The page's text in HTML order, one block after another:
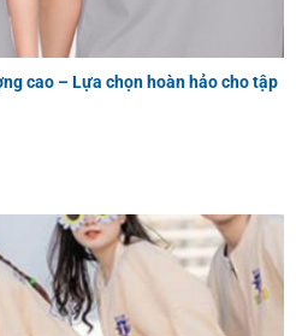
cao – Lựa chọn hoàn hảo cho tập